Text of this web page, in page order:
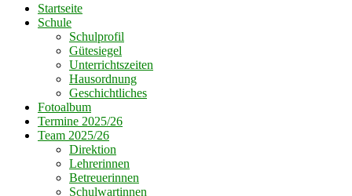
Startseite
Schule
Schulprofil
Gütesiegel
Unterrichtszeiten
Hausordnung
Geschichtliches
Fotoalbum
Termine 2025/26
Team 2025/26
Direktion
Lehrerinnen
Betreuerinnen
Schulwartinnen